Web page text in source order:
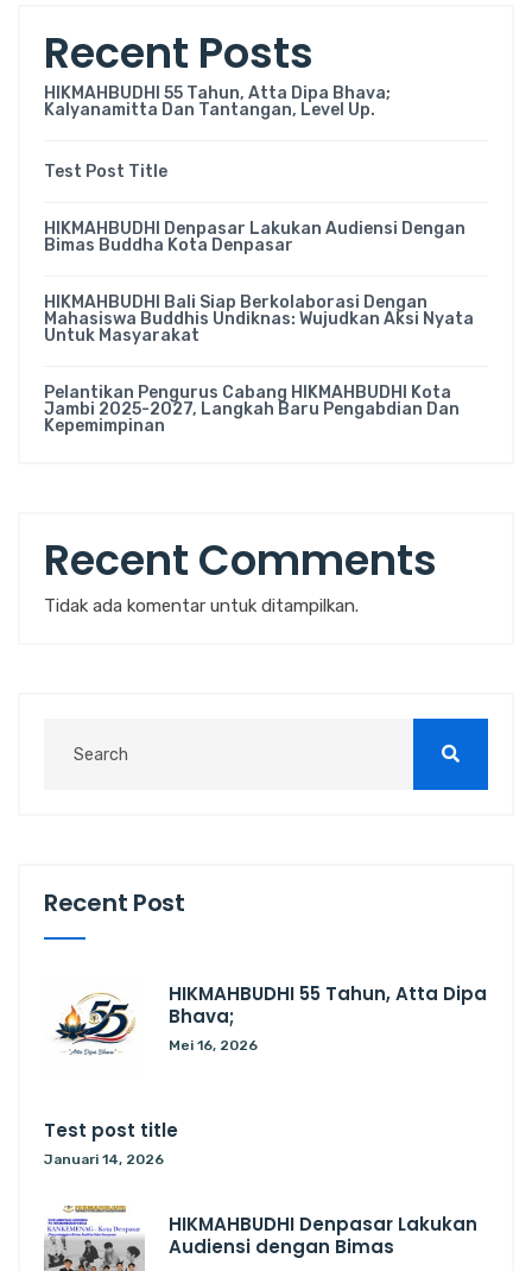
Recent Posts
HIKMAHBUDHI 55 Tahun, Atta Dipa Bhava;
Kalyanamitta Dan Tantangan, Level Up.
Test Post Title
HIKMAHBUDHI Denpasar Lakukan Audiensi Dengan
Bimas Buddha Kota Denpasar
HIKMAHBUDHI Bali Siap Berkolaborasi Dengan
Mahasiswa Buddhis Undiknas: Wujudkan Aksi Nyata
Untuk Masyarakat
Pelantikan Pengurus Cabang HIKMAHBUDHI Kota
Jambi 2025-2027, Langkah Baru Pengabdian Dan
Kepemimpinan
Recent Comments
Tidak ada komentar untuk ditampilkan.
Recent Post
HIKMAHBUDHI 55 Tahun, Atta Dipa
Bhava;
Mei 16, 2026
Test post title
Januari 14, 2026
HIKMAHBUDHI Denpasar Lakukan
Audiensi dengan Bimas